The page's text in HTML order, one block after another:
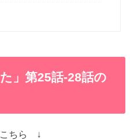
」第25話-28話の
こちら ↓